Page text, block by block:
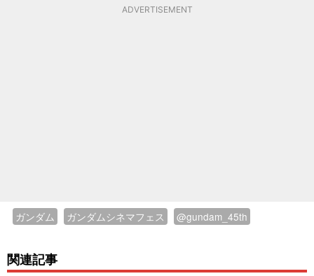
ADVERTISEMENT
ガンダム ガンダムシネマフェス @gundam_45th
関連記事